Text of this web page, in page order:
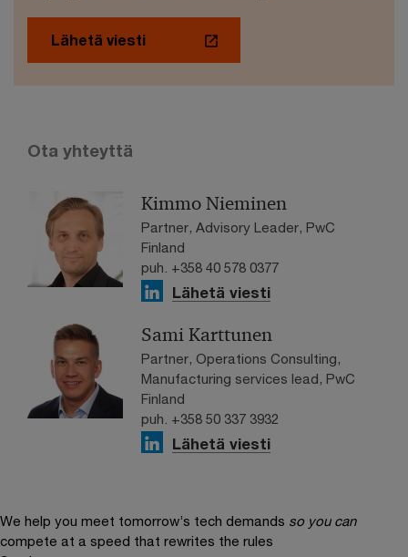
Lähetä viesti
Ota yhteyttä
Kimmo Nieminen
Partner, Advisory Leader, PwC
Finland
puh. +358 40 578 0377
Lähetä viesti
Sami Karttunen
Partner, Operations Consulting,
Manufacturing services lead, PwC
Finland
puh. +358 50 337 3932
Lähetä viesti
We help you meet tomorrow’s tech demands so you can
compete at a speed that rewrites the rules